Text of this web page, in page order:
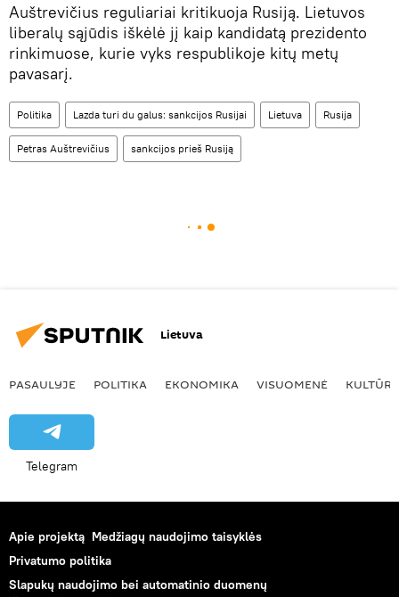
Auštrevičius reguliariai kritikuoja Rusiją. Lietuvos
liberalų sąjūdis iškėlė jį kaip kandidatą prezidento
rinkimuose, kurie vyks respublikoje kitų metų
pavasarį.
Politika Lazda turi du galus: sankcijos Rusijai Lietuva Rusija
Petras Auštrevičius sankcijos prieš Rusiją
Lietuva
PASAULYJE POLITIKA EKONOMIKA VISUOMENĖ KULTŪRA
Telegram
Apie projektą Medžiagų naudojimo taisyklės
Privatumo politika
Slapukų naudojimo bei automatinio duomenų